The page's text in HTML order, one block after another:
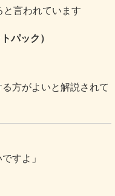
と言われています
パック）
方がよいと解説されて
すよ」